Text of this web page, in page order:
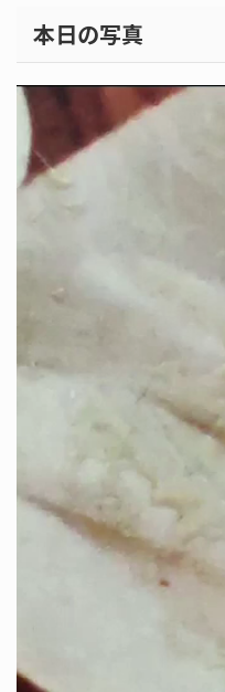
本日の写真